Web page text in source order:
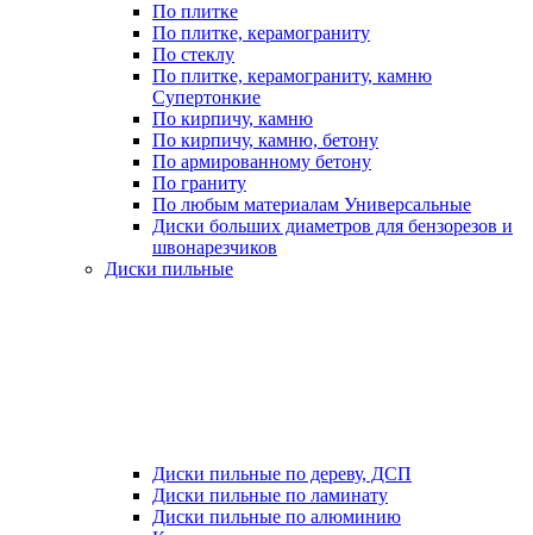
По плитке
По плитке, керамограниту
По стеклу
По плитке, керамограниту, камню
Супертонкие
По кирпичу, камню
По кирпичу, камню, бетону
По армированному бетону
По граниту
По любым материалам Универсальные
Диски больших диаметров для бензорезов и
швонарезчиков
Диски пильные
Диски пильные по дереву, ДСП
Диски пильные по ламинату
Диски пильные по алюминию